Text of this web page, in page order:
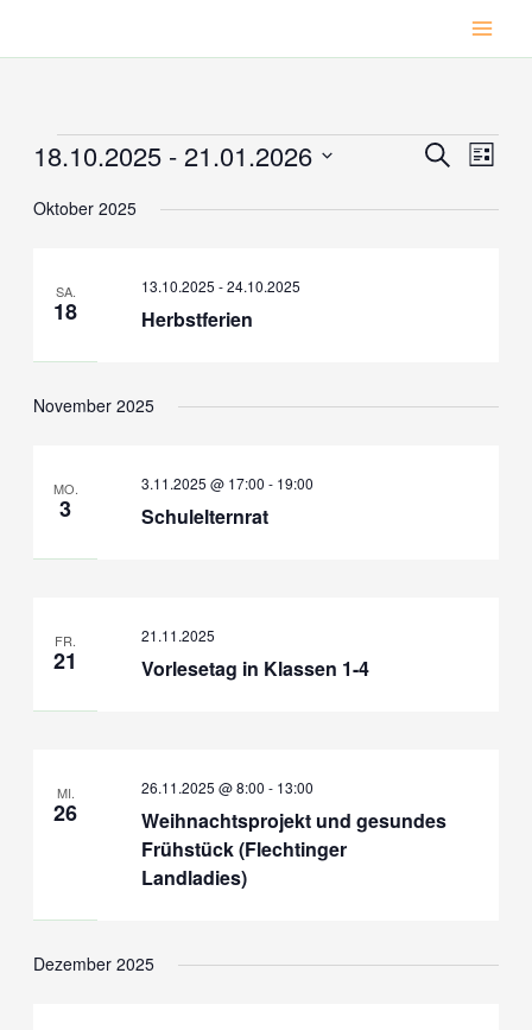
Veranstaltungen
und
Suche
Liste
18.10.2025 - 21.01.2026
wählen.
Oktober 2025
SA.
18 Herbstferien
13.10.2025 -24.10.2025
November 2025
MO.
3 Schulelternrat
3.11.2025 @ 17:00 - 19:00
FR.
21 Vorlesetag in Klassen 1-4
21.11.2025
MI.
26
Weihnachtsprojekt und gesundes
Frühstück (Flechtinger
Landladies)
26.11.2025 @ 8:00 - 13:00
Dezember 2025